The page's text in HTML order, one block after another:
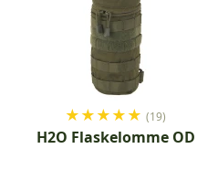
★★★★★ (19)
H2O Flaskelomme OD